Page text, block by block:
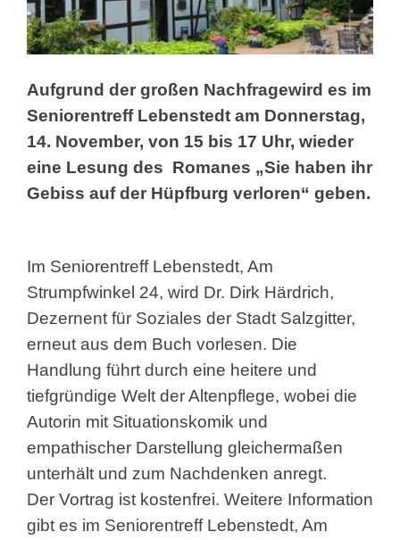
Aufgrund der großen Nachfragewird es im
Seniorentreff Lebenstedt am Donnerstag,
14. November, von 15 bis 17 Uhr, wieder
eine Lesung des Romanes „Sie haben ihr
Gebiss auf der Hüpfburg verloren“ geben.
Im Seniorentreff Lebenstedt, Am
Strumpfwinkel 24, wird Dr. Dirk Härdrich,
Dezernent für Soziales der Stadt Salzgitter,
erneut aus dem Buch vorlesen. Die
Handlung führt durch eine heitere und
tiefgründige Welt der Altenpflege, wobei die
Autorin mit Situationskomik und
empathischer Darstellung gleichermaßen
unterhält und zum Nachdenken anregt.
Der Vortrag ist kostenfrei. Weitere Information
gibt es im Seniorentreff Lebenstedt, Am